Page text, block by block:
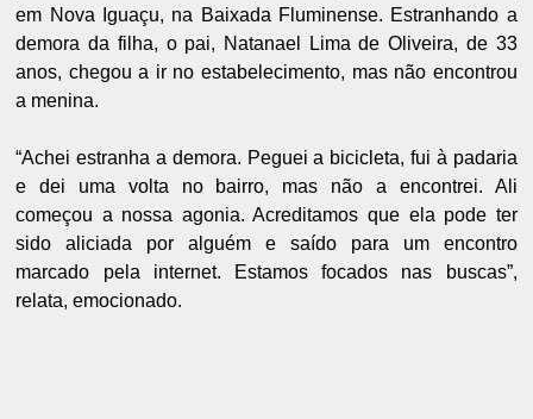
em Nova Iguaçu, na Baixada Fluminense. Estranhando a
demora da filha, o pai, Natanael Lima de Oliveira, de 33
anos, chegou a ir no estabelecimento, mas não encontrou
a menina.
“Achei estranha a demora. Peguei a bicicleta, fui à padaria
e dei uma volta no bairro, mas não a encontrei. Ali
começou a nossa agonia. Acreditamos que ela pode ter
sido aliciada por alguém e saído para um encontro
marcado pela internet. Estamos focados nas buscas”,
relata, emocionado.